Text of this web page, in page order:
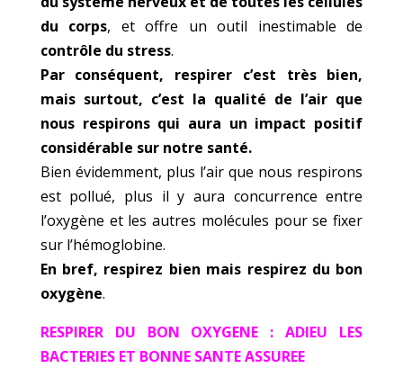
du corps, et offre un outil inestimable de
contrôle du stress.
Par conséquent, respirer c’est très bien,
mais surtout, c’est la qualité de l’air que
nous respirons qui aura un impact positif
considérable sur notre santé.
Bien évidemment, plus l’air que nous respirons
est pollué, plus il y aura concurrence entre
l’oxygène et les autres molécules pour se fixer
sur l’hémoglobine.
En bref, respirez bien mais respirez du bon
oxygène.
RESPIRER DU BON OXYGENE : ADIEU LES
BACTERIES ET BONNE SANTE ASSUREE